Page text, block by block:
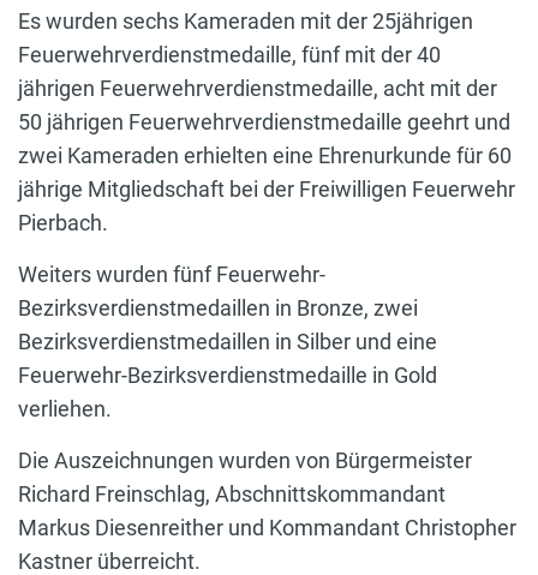
Es wurden sechs Kameraden mit der 25jährigen
Feuerwehrverdienstmedaille, fünf mit der 40
jährigen Feuerwehrverdienstmedaille, acht mit der
50 jährigen Feuerwehrverdienstmedaille geehrt und
zwei Kameraden erhielten eine Ehrenurkunde für 60
jährige Mitgliedschaft bei der Freiwilligen Feuerwehr
Pierbach.
Weiters wurden fünf Feuerwehr-
Bezirksverdienstmedaillen in Bronze, zwei
Bezirksverdienstmedaillen in Silber und eine
Feuerwehr-Bezirksverdienstmedaille in Gold
verliehen.
Die Auszeichnungen wurden von Bürgermeister
Richard Freinschlag, Abschnittskommandant
Markus Diesenreither und Kommandant Christopher
Kastner überreicht.